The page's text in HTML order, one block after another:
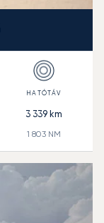
3 339km
1 803NM